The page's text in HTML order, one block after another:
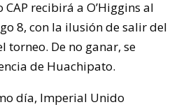
recibirá a O’Higgins al
8, con la ilusión de salir del
De no ganar, se
de Huachipato.
día, Imperial Unido